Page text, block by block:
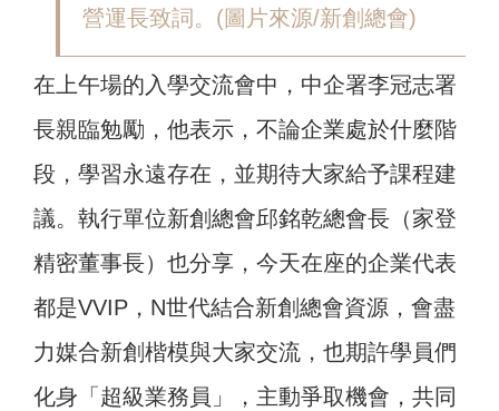
營運長致詞。(圖片來源/新創總會)
在上午場的入學交流會中，中企署李冠志署
長親臨勉勵，他表示，不論企業處於什麼階
段，學習永遠存在，並期待大家給予課程建
議。執行單位新創總會邱銘乾總會長（家登
精密董事長）也分享，今天在座的企業代表
都是VVIP，N世代結合新創總會資源，會盡
力媒合新創楷模與大家交流，也期許學員們
化身「超級業務員」，主動爭取機會，共同